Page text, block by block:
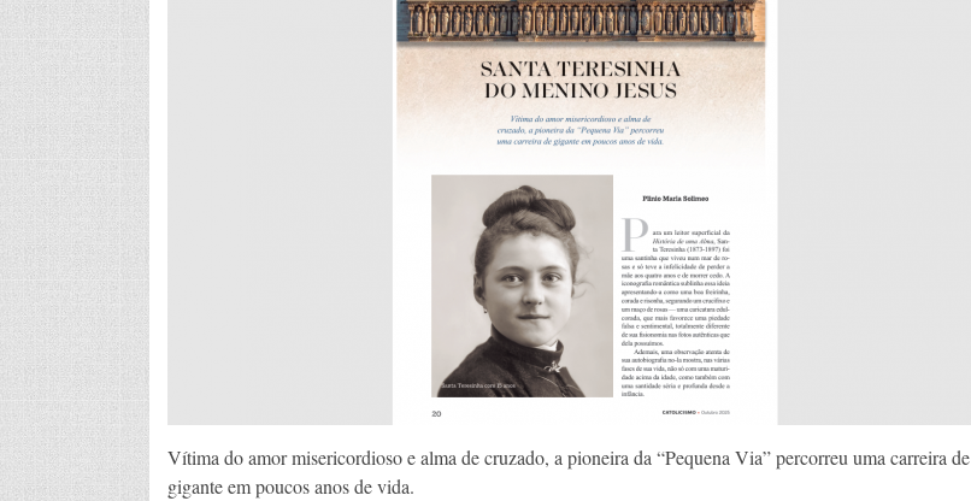
Vítima do amor misericordioso e alma de cruzado, a pioneira da “Pequena Via” percorreu uma carreira de
gigante em poucos anos de vida.